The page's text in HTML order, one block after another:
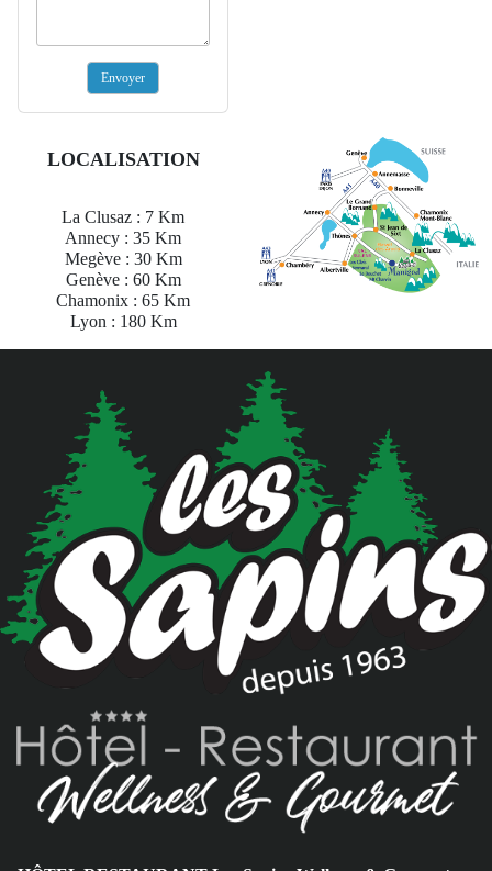
Envoyer
LOCALISATION
La Clusaz : 7 Km
Annecy : 35 Km
Megève : 30 Km
Genève : 60 Km
Chamonix : 65 Km
Lyon : 180 Km